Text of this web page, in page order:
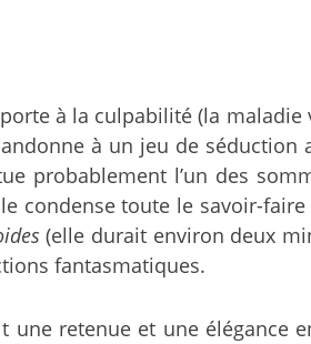
à la culpabilité (la
à un jeu de
probablement l’un des
condense toute le savoir-
(elle durait environ deux
fantasmatiques.
une retenue et une élégance